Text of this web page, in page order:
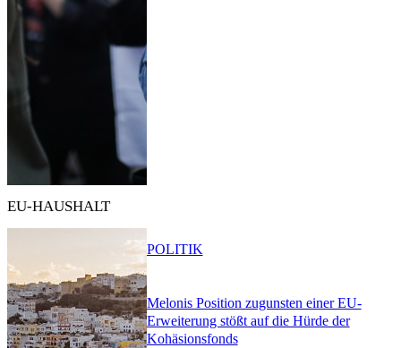
EU-HAUSHALT
Melonis Position zugunsten einer EU-
Erweiterung stößt auf die Hürde der
Kohäsionsfonds
POLITIK